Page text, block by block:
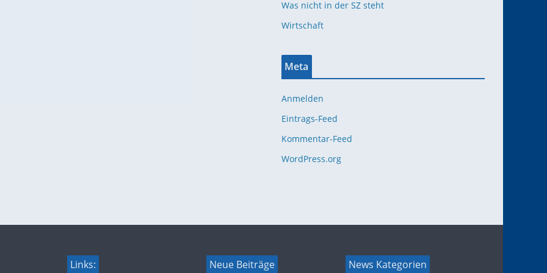
Was nicht in der SZ steht
Wirtschaft
Meta
Anmelden
Eintrags-Feed
Kommentar-Feed
WordPress.org
Links: Neue Beiträge News Kategorien